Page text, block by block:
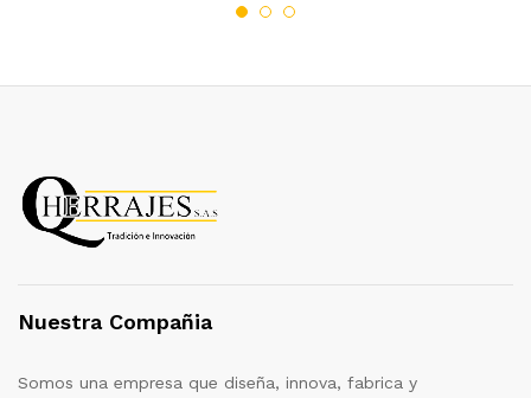
Nuestra Compañia
Somos una empresa que diseña, innova, fabrica y